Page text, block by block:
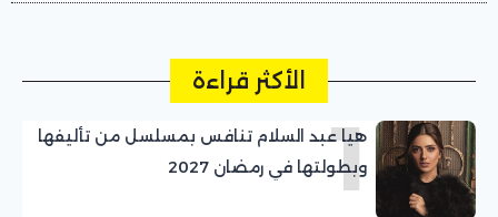
الأكثر قراءة
1
هيا عبد السلام تنافس بمسلسل من تأليفها
وبطولتها في رمضان 2027